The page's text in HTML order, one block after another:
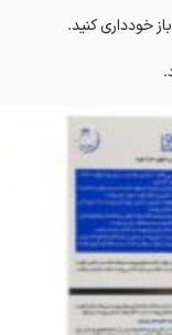
خودداری کنید.